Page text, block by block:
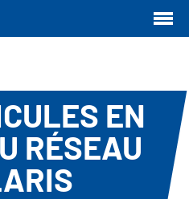
EN
RÉSEAU